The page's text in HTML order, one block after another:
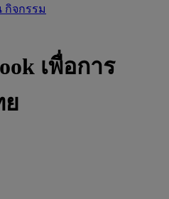
กิจกรรม
เพื่อการ
ย